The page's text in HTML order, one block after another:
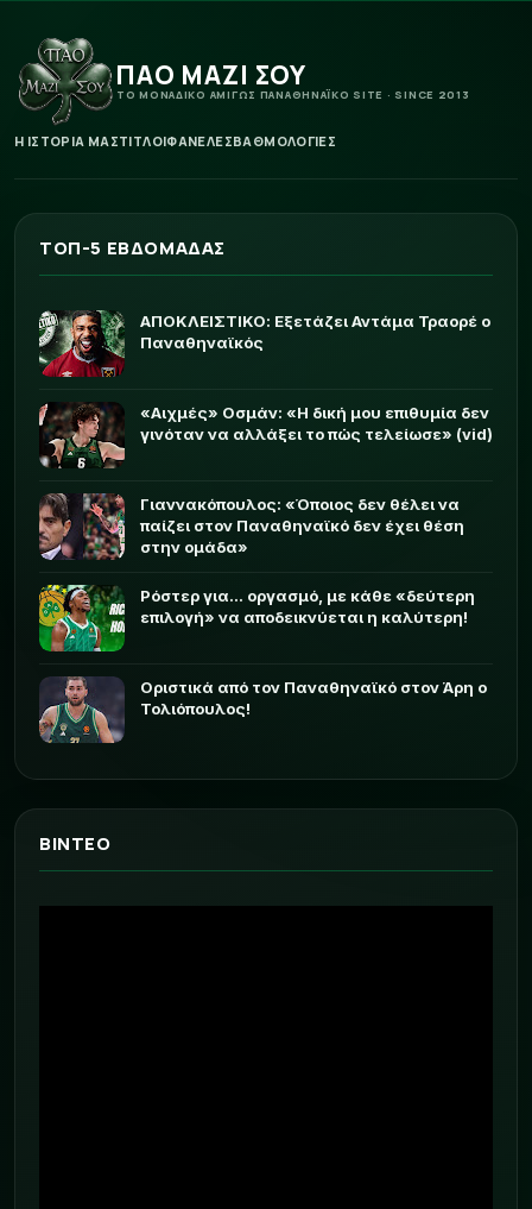
ΠΑΟ ΜΑΖΙ ΣΟΥ
ΤΟ ΜΟΝΑΔΙΚΟ ΑΜΙΓΩΣ ΠΑΝΑΘΗΝΑΪΚΟ SITE · SINCE 2013
Η ΙΣΤΟΡΙΑ ΜΑΣΤΙΤΛΟΙΦΑΝΕΛΕΣΒΑΘΜΟΛΟΓΙΕΣ
ΤΟΠ-5 ΕΒΔΟΜΑΔΑΣ
ΑΠΟΚΛΕΙΣΤΙΚΟ: Εξετάζει Αντάμα Τραορέ ο
Παναθηναϊκός
«Αιχμές» Οσμάν: «Η δική μου επιθυμία δεν
γινόταν να αλλάξει το πώς τελείωσε» (vid)
Γιαννακόπουλος: «Όποιος δεν θέλει να
παίζει στον Παναθηναϊκό δεν έχει θέση
στην ομάδα»
Ρόστερ για... οργασμό, με κάθε «δεύτερη
επιλογή» να αποδεικνύεται η καλύτερη!
Οριστικά από τον Παναθηναϊκό στον Άρη ο
Τολιόπουλος!
ΒΙΝΤΕΟ